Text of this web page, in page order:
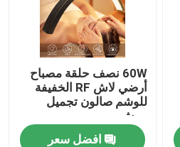
60W نصف حلقة مصباح
أرضي لاش RF الخفيفة
للوشم صالون تجميل
رمش
افضل سعر